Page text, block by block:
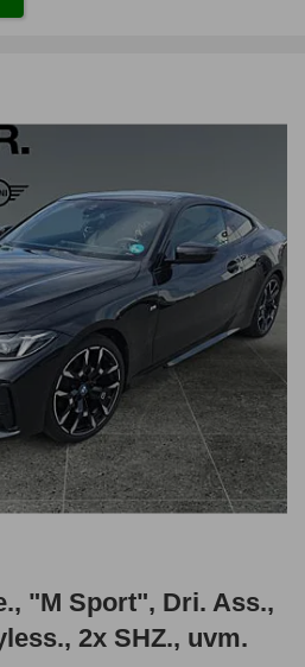
"M Sport", Dri. Ass.,
Park. Ass. +., Keyless., 2x SHZ., uvm.